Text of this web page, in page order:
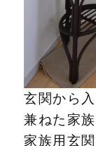
玄関から
兼ねた家
家族用玄